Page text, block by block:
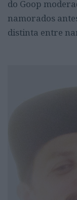
do Goop
namorados
distinta entre